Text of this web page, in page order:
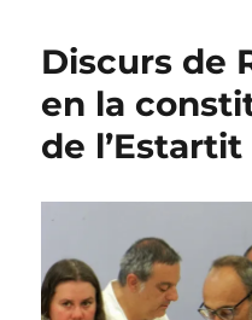
2024
de
Junts
a
Montgrí
i
l’Estartit
Discurs de
en la
de l’Estartit